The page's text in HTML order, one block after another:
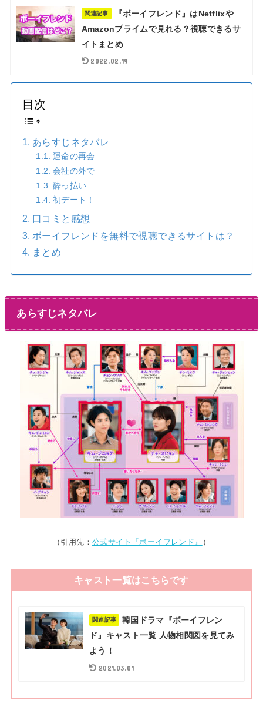
関連記事
『ボーイフレンド』はNetflixや
Amazonプライムで見れる？視聴できるサ
イトまとめ
2022.02.19
目次
あらすじネタバレ
運命の再会
会社の外で
酔っ払い
初デート！
口コミと感想
ボーイフレンドを無料で視聴できるサイトは？
まとめ
あらすじネタバレ
（引用先： 公式サイト『ボーイフレンド』 ）
キャスト一覧はこちらです
関連記事
韓国ドラマ『ボーイフレン
ド』キャスト一覧 人物相関図を見てみ
よう！
2021.03.01